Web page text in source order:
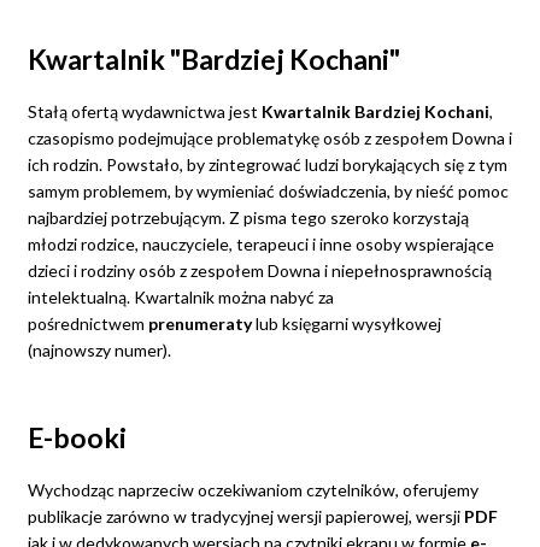
Kwartalnik "Bardziej Kochani"
Stałą ofertą wydawnictwa jest Kwartalnik Bardziej Kochani,
czasopismo podejmujące problematykę osób z zespołem Downa i
ich rodzin. Powstało, by zintegrować ludzi borykających się z tym
samym problemem, by wymieniać doświadczenia, by nieść pomoc
najbardziej potrzebującym. Z pisma tego szeroko korzystają
młodzi rodzice, nauczyciele, terapeuci i inne osoby wspierające
dzieci i rodziny osób z zespołem Downa i niepełnosprawnością
intelektualną. Kwartalnik można nabyć za
pośrednictwem prenumeratylub księgarni wysyłkowej
(najnowszy numer).
E-booki
Wychodząc naprzeciw oczekiwaniom czytelników, oferujemy
publikacje zarówno w tradycyjnej wersji papierowej, wersji PDF